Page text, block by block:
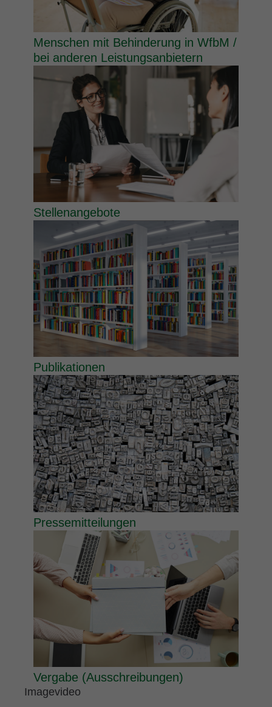
Menschen mit Behinderung in WfbM /
bei anderen Leistungsanbietern
Stellenangebote
Publikationen
Pressemitteilungen
Vergabe (Ausschreibungen)
Imagevideo